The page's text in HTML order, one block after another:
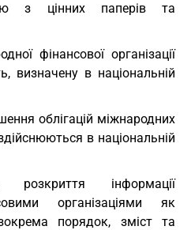
з цінних паперів та
фінансової організації
визначену в національній
облігацій міжнародних
в національній
інформації
організаціями як
порядок, зміст та